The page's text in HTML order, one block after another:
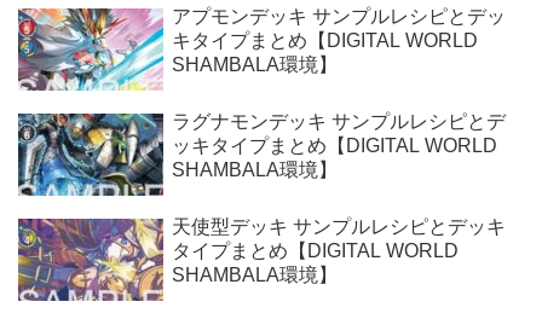
アプモンデッキ サンプルレシピとデッ
キタイプまとめ【DIGITAL WORLD
SHAMBALA環境】
ラグナモンデッキ サンプルレシピとデ
ッキタイプまとめ【DIGITAL WORLD
SHAMBALA環境】
天使型デッキ サンプルレシピとデッキ
タイプまとめ【DIGITAL WORLD
SHAMBALA環境】